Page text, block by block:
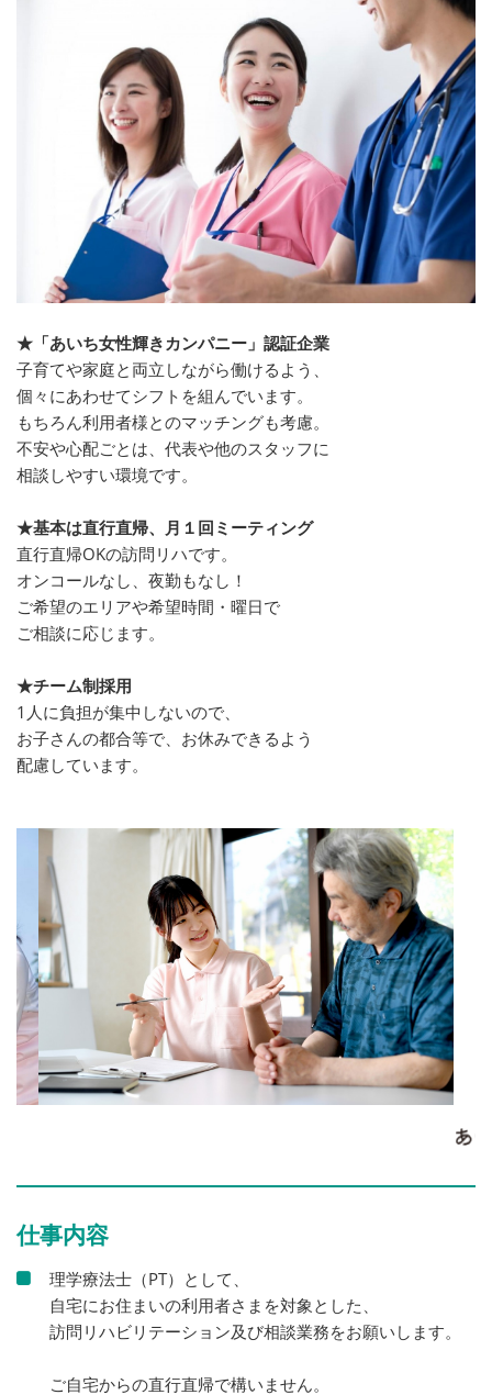
★「あいち女性輝きカンパニー」認証企業
子育てや家庭と両立しながら働けるよう、
個々にあわせてシフトを組んでいます。
もちろん利用者様とのマッチングも考慮。
不安や心配ごとは、代表や他のスタッフに
相談しやすい環境です。
★基本は直行直帰、月１回ミーティング
直行直帰OKの訪問リハです。
オンコールなし、夜勤もなし！
ご希望のエリアや希望時間・曜日で
ご相談に応じます。
★チーム制採用
1人に負担が集中しないので、
お子さんの都合等で、お休みできるよう
配慮しています。
仕事内容
理学療法士（PT）として、
自宅にお住まいの利用者さまを対象とした、
訪問リハビリテーション及び相談業務をお願いします。
ご自宅からの直行直帰で構いません。